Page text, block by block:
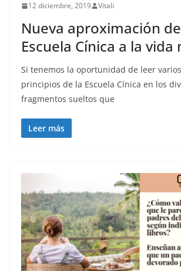
12 diciembre, 2019 Vitali
Nueva aproximación
Escuela Cínica a la
Si tenemos la oportunidad de leer
principios de la Escuela Cínica en los
fragmentos sueltos que
Leer más